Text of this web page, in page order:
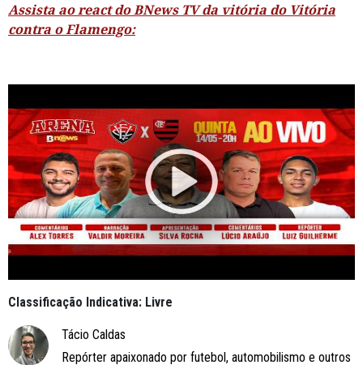
Assista ao react do BNews TV da vitória do Vitória
contra o Flamengo:
Classificação Indicativa: Livre
Tácio Caldas
Repórter apaixonado por futebol, automobilismo e outros